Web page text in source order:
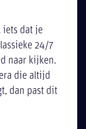
iets dat je
24/7
naar kijken.
die altijd
dan past dit